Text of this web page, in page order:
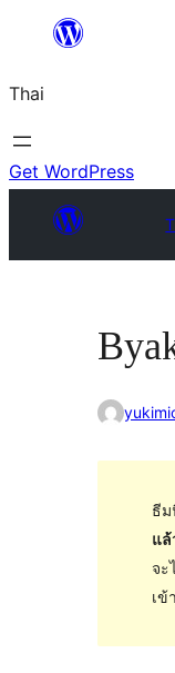
ยัง
เนื้อหา
Thai
Get WordPress
ธี
แล้
จะ
เข้